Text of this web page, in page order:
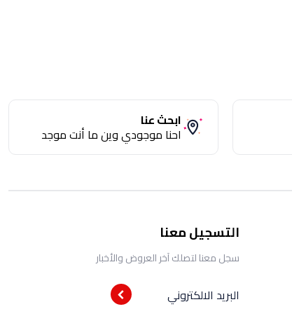
ابحث عنا
احنا موجودي وين ما أنت موجد
التسجيل معنا
سجل معنا لتصلك آخر العروض والأخبار
البريد الالكتروني